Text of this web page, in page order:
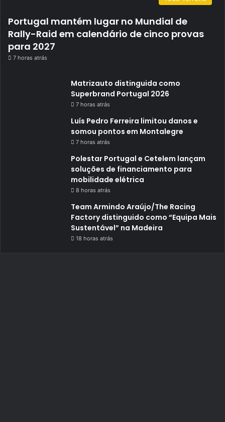
Portugal mantém lugar no Mundial de
Rally-Raid em calendário de cinco provas
para 2027
7 horas atrás
Matrizauto distinguida como
Superbrand Portugal 2026
7 horas atrás
Luís Pedro Ferreira limitou danos e
somou pontos em Montalegre
7 horas atrás
Polestar Portugal e Cetelem lançam
soluções de financiamento para
mobilidade elétrica
8 horas atrás
Team Armindo Araújo/The Racing
Factory distinguido como “Equipa Mais
Sustentável” na Madeira
18 horas atrás